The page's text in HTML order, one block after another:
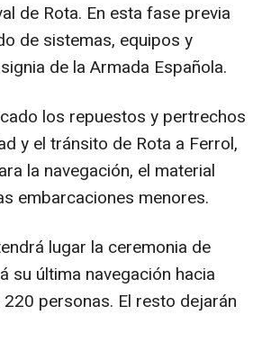
de Rota. En esta fase previa
de sistemas, equipos y
de la Armada Española.
los repuestos y pertrechos
y el tránsito de Rota a Ferrol,
la navegación, el material
embarcaciones menores.
lugar la ceremonia de
su última navegación hacia
personas. El resto dejarán